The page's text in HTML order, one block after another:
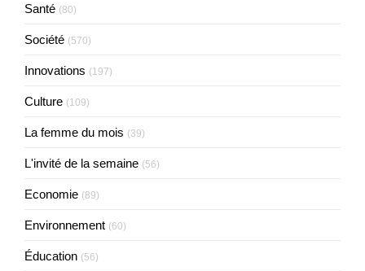
Santé (80)
Société (570)
Innovations (197)
Culture (109)
La femme du mois (39)
L'invité de la semaine (56)
Economie (89)
Environnement (60)
Éducation (56)